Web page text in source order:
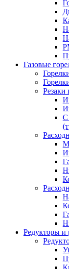
Газовые
Резаки
С
Редукторы и